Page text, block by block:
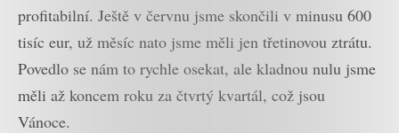
profitabilní. Ještě v červnu jsme skončili v minusu 600
tisíc eur, už měsíc nato jsme měli jen třetinovou ztrátu.
Povedlo se nám to rychle osekat, ale kladnou nulu jsme
měli až koncem roku za čtvrtý kvartál, což jsou
Vánoce.